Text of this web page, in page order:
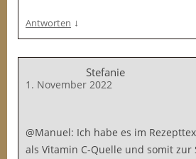
Antworten ↓
Stefanie
1. November 2022
@Manuel: Ich habe es im
als Vitamin C-Quelle und somit zur